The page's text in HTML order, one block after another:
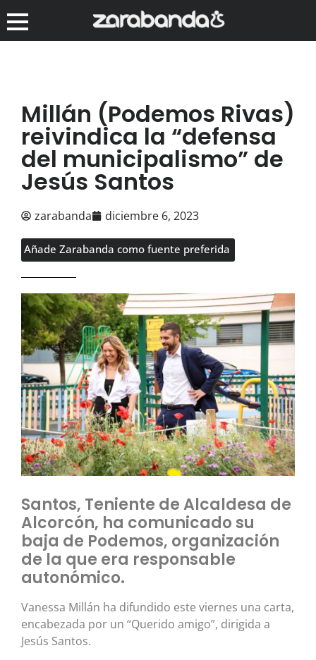
Millán (Podemos Rivas)
reivindica la “defensa
del municipalismo” de
Jesús Santos
zarabanda diciembre 6, 2023
Añade Zarabanda como fuente preferida
Santos, Teniente de Alcaldesa de
Alcorcón, ha comunicado su
baja de Podemos, organización
de la que era responsable
autonómico.
Vanessa Millán ha difundido este viernes una carta,
encabezada por un “Querido amigo”, dirigida a
Jesús Santos.